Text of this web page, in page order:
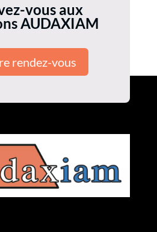
vous aux
AUDAXIAM
rendez-vous